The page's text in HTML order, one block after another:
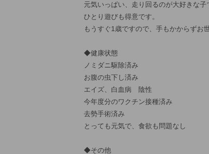
元気いっぱい、走り回るのが大好きな子
ひとり遊びも得意です。
もうすぐ1歳ですので、手もかからずお
◆健康状態
ノミダニ駆除済み
お腹の虫下し済み
エイズ、白血病 陰性
今年度分のワクチン接種済み
去勢手術済み
とっても元気で、食欲も問題なし
◆その他